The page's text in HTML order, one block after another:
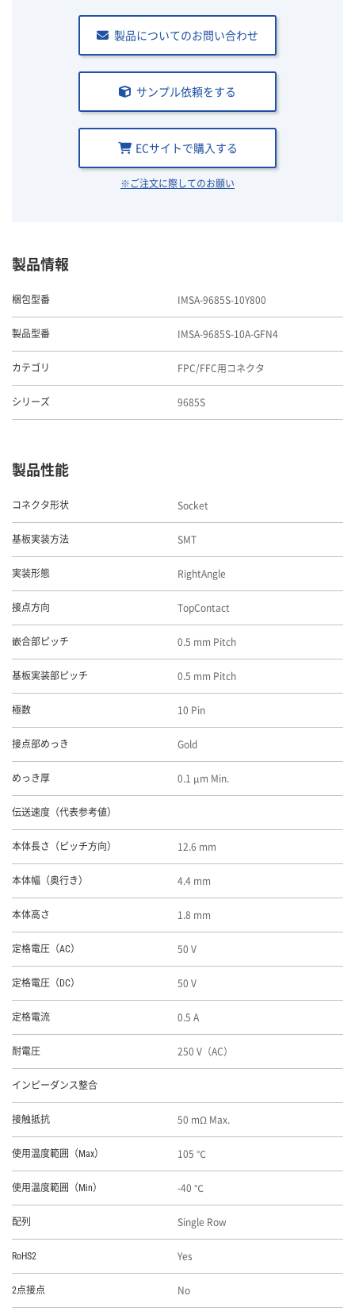
製品についてのお問い合わせ
サンプル依頼をする
ECサイトで購入する
※ご注文に際してのお願い
製品情報
梱包型番 IMSA-9685S-10Y800
製品型番 IMSA-9685S-10A-GFN4
カテゴリ FPC/FFC用コネクタ
シリーズ 9685S
製品性能
コネクタ形状 Socket
基板実装方法 SMT
実装形態 RightAngle
接点方向 TopContact
嵌合部ピッチ 0.5 mm Pitch
基板実装部ピッチ 0.5 mm Pitch
極数 10 Pin
接点部めっき Gold
めっき厚 0.1 μm Min.
伝送速度（代表参考値）
本体長さ（ピッチ方向） 12.6 mm
本体幅（奥行き） 4.4 mm
本体高さ 1.8 mm
定格電圧（AC） 50 V
定格電圧（DC） 50 V
定格電流 0.5 A
耐電圧 250 V（AC）
インピーダンス整合
接触抵抗 50 mΩ Max.
使用温度範囲（Max） 105 ℃
使用温度範囲（Min） -40 ℃
配列 Single Row
RoHS2 Yes
2点接点 No